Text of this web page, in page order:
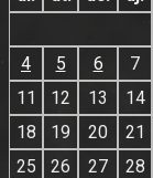
4
5 6 7
11
12 13 14
18
19 20 21
25
26 27 28